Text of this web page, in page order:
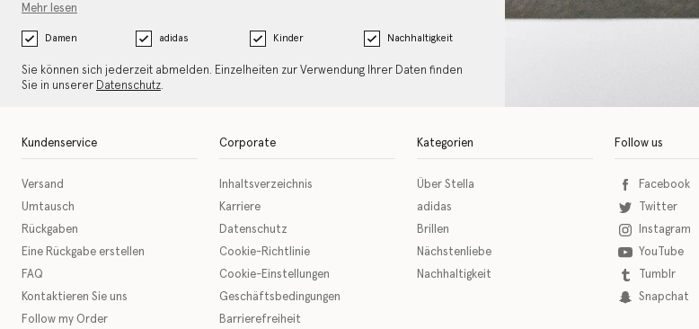
Mehr lesen
Damen adidas Kinder Nachhaltigkeit
Sie können sich jederzeit abmelden. Einzelheiten zur Verwendung Ihrer Daten finden
Sie in unserer Datenschutz.
Kundenservice
Versand
Umtausch
Rückgaben
Eine Rückgabe erstellen
FAQ
Kontaktieren Sie uns
Follow my Order
Corporate
Inhaltsverzeichnis
Karriere
Datenschutz
Cookie-Richtlinie
Cookie-Einstellungen
Geschäftsbedingungen
Barrierefreiheit
Kategorien
Über Stella
adidas
Brillen
Nächstenliebe
Nachhaltigkeit
Follow us
Facebook
Twitter
Instagram
YouTube
Tumblr
Snapchat